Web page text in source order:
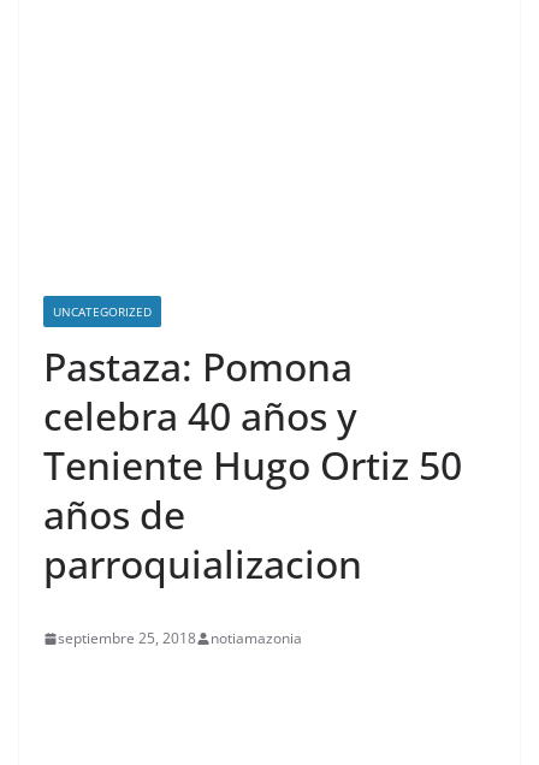
UNCATEGORIZED
Pastaza: Pomona
celebra 40 años y
Teniente Hugo Ortiz 50
años de
parroquializacion
septiembre 25, 2018 notiamazonia